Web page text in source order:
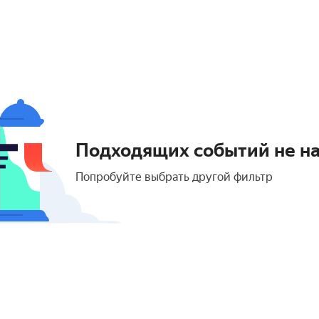
Подходящих событий не
Попробуйте выбрать другой фильтр